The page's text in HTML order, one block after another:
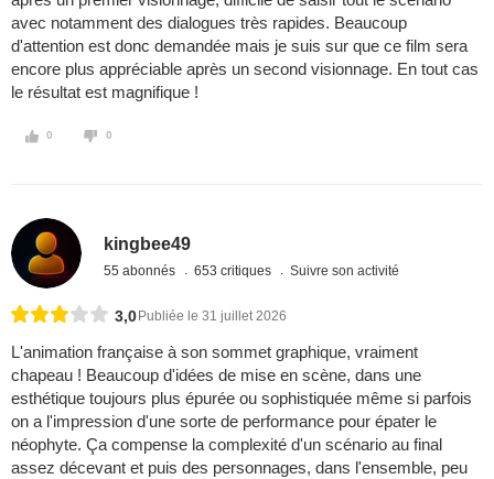
avec notamment des dialogues très rapides. Beaucoup
d'attention est donc demandée mais je suis sur que ce film sera
encore plus appréciable après un second visionnage. En tout cas
le résultat est magnifique !
0 0
kingbee49
55 abonnés 653 critiques Suivre son activité
3,0 Publiée le 31 juillet 2026
L'animation française à son sommet graphique, vraiment
chapeau ! Beaucoup d'idées de mise en scène, dans une
esthétique toujours plus épurée ou sophistiquée même si parfois
on a l'impression d'une sorte de performance pour épater le
néophyte. Ça compense la complexité d'un scénario au final
assez décevant et puis des personnages, dans l'ensemble, peu